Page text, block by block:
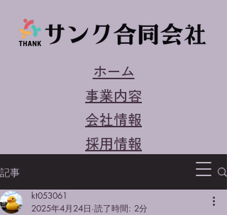
ホーム
事業内容
会社情報
採用情報
​お問合せ
記事
kt053061
2025年4月24日 読了時間: 2分